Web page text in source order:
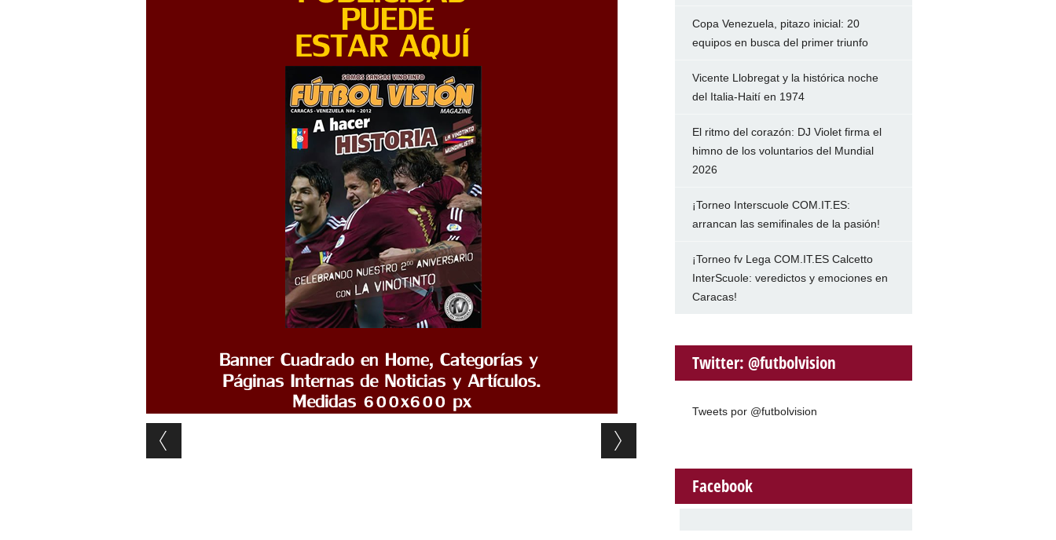
Post navigation
Copa Venezuela, pitazo inicial: 20
equipos en busca del primer triunfo
Vicente Llobregat y la histórica noche
del Italia-Haití en 1974
El ritmo del corazón: DJ Violet firma el
himno de los voluntarios del Mundial
2026
¡Torneo Interscuole COM.IT.ES:
arrancan las semifinales de la pasión!
¡Torneo fv Lega COM.IT.ES Calcetto
InterScuole: veredictos y emociones en
Caracas!
Twitter: @futbolvision
Tweets por @futbolvision
Facebook